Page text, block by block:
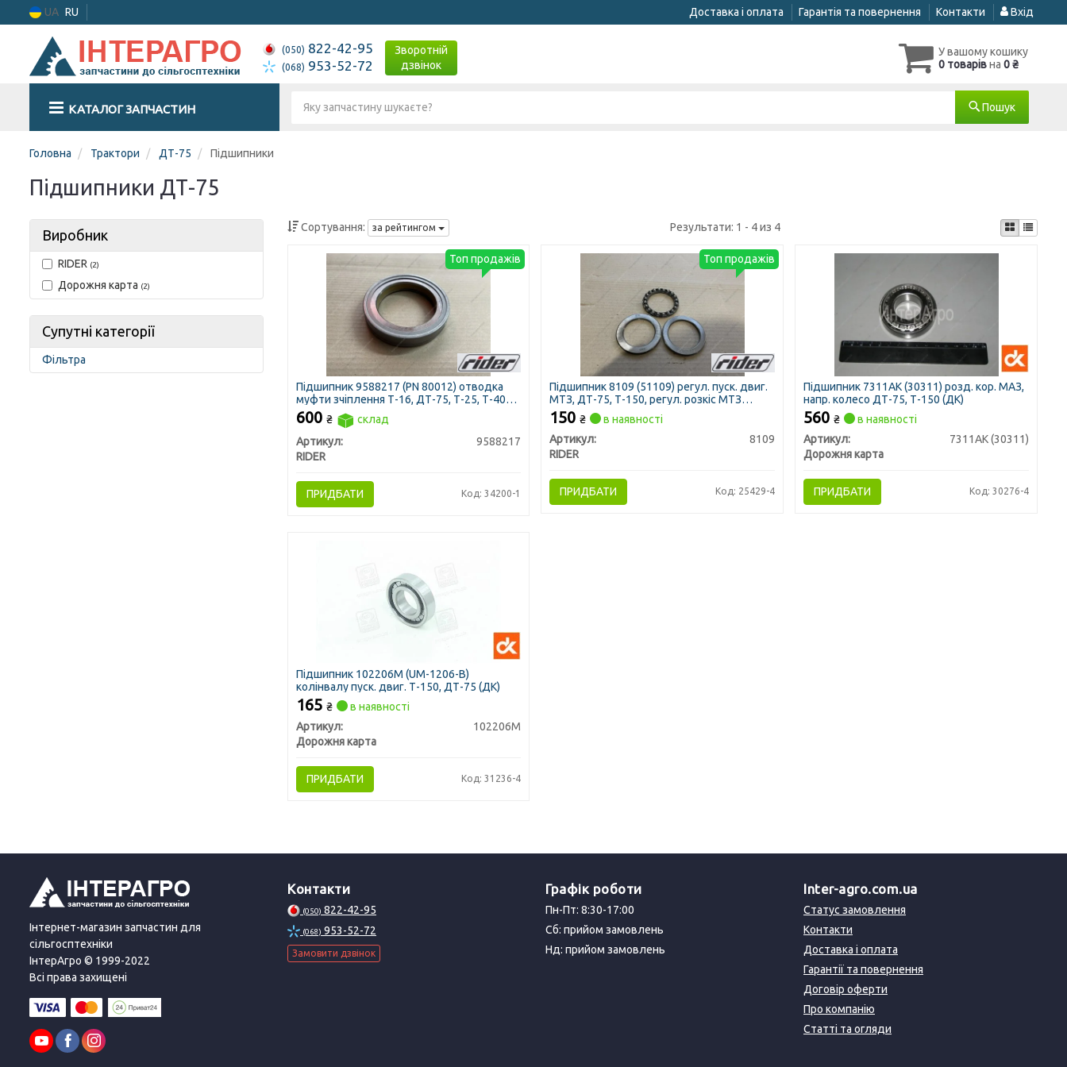
UA RU Доставка і оплата Гарантія та повернення Контакти Вхід
(050) 822-42-95
(068) 953-52-72
Зворотній
дзвінок
У вашому кошику
0 товарівна 0 ₴
КАТАЛОГ ЗАПЧАСТИН Пошук
Головна Трактори ДТ-75 Підшипники
Підшипники ДТ-75
Виробник
RIDER (2)
Дорожня карта (2)
Супутні категорії
Фільтра
Сортування: за рейтингом Результати: 1 - 4 из 4
Підшипник 9588217 (PN 80012) отводка
муфти зчіплення Т-16, ДТ-75, Т-25, Т-40
(вижимний) (RIDER)
600 ₴
склад
Артикул:
9588217
RIDER
ПРИДБАТИ Код: 34200-1
Топ продажів
Підшипник 8109 (51109) регул. пуск. двиг.
МТЗ, ДТ-75, Т-150, регул. розкіс МТЗ
(RIDER)
150₴
в наявності
Артикул:
8109
RIDER
ПРИДБАТИ Код: 25429-4
Топ продажів
Підшипник 7311АК (30311) розд. кор. МАЗ,
напр. колесо ДТ-75, Т-150 (ДК)
560₴
в наявності
Артикул:
7311АК (30311)
Дорожня карта
ПРИДБАТИ Код: 30276-4
Підшипник 102206М (UM-1206-B)
колінвалу пуск. двиг. Т-150, ДТ-75 (ДК)
165 ₴
в наявності
Артикул:
102206М
Дорожня карта
ПРИДБАТИ Код: 31236-4
Інтернет-магазин запчастин для
сільгосптехніки
ІнтерАгро © 1999-2022
Всі права захищені
Контакти
(050) 822-42-95
(068) 953-52-72
Замовити дзвінок
Графік роботи
Пн-Пт: 8:30-17:00
Сб: прийом замовлень
Нд: прийом замовлень
Inter-agro.com.ua
Статус замовлення
Контакти
Доставка і оплата
Гарантії та повернення
Договір оферти
Про компанію
Статті та огляди